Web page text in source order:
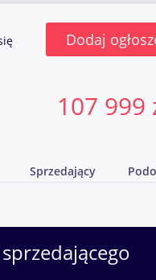
Dodaj
107 999
Sprzedający